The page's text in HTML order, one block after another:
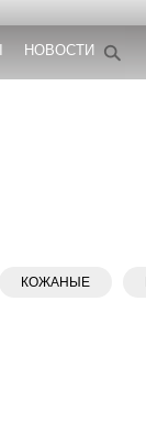
НОВОСТИ
КОЖАНЫЕ